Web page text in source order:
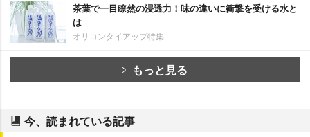
茶葉で一目瞭然の浸透力！味の違いに衝撃を受ける水と
は
オリコンタイアップ特集
もっと見る
今、読まれている記事